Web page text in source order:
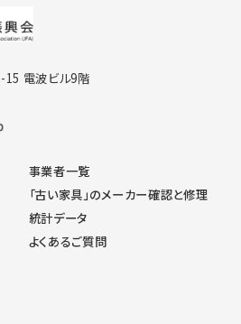
電波ビル9階
事業者一覧
「古い家具」のメーカー確認と修理
統計データ
よくあるご質問